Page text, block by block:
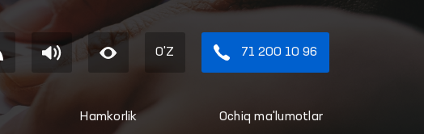
O'Z 71 200 10 96
Hamkorlik Ochiq ma'lumotlar